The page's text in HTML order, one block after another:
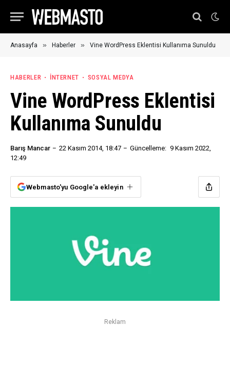
Anasayfa » Haberler » Vine WordPress Eklentisi Kullanıma Sunuldu
HABERLER İNTERNET SOSYAL MEDYA
Vine WordPress Eklentisi
Kullanıma Sunuldu
Barış Mancar 22 Kasım 2014, 18:47 Güncelleme: 9 Kasım 2022,
12:49
Webmasto'yu Google'a ekleyin
Reklam